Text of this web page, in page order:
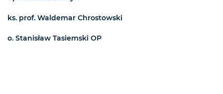
ks. prof. Waldemar Chrostowski
o. Stanisław Tasiemski OP